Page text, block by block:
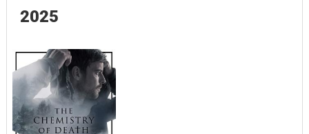
2025